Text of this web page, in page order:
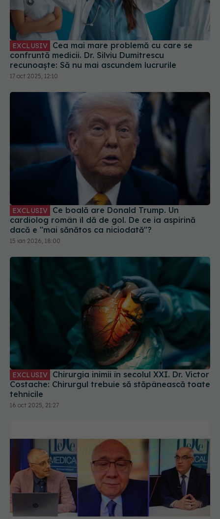
EXCLUSIV
confruntă medicii. Dr. Silviu Dumitrescu
recunoaște: Să nu mai ascundem lucrurile
17 oct 2025, 12:10
EXCLUSIV
cardiolog român îl dă de gol. De ce ia aspirină
dacă e "mai sănătos ca niciodată"?
15 ian 2026, 18:00
EXCLUSIV
Costache: Chirurgul trebuie să stăpânească toate
tehnicile
16 oct 2025, 21:27